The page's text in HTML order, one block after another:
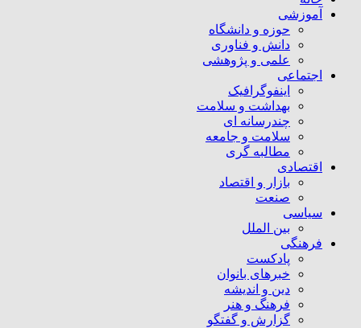
آموزشی
حوزه و دانشگاه
دانش و فناوری
علمی و پژوهشی
اجتماعی
اینفوگرافیک
بهداشت و سلامت
چندرسانه ای
سلامت و جامعه
مطالبه گری
اقتصادی
بازار و اقتصاد
صنعت
سیاسی
بین الملل
فرهنگی
پادکست
خبرهای بانوان
دین و اندیشه
فرهنگ و هنر
گزارش و گفتگو